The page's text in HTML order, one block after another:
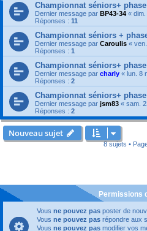
Championnat séniors+
Dernier message par BP43-34 «
Réponses : 11
Championnat séniors +
Dernier message par Caroulis «
Réponses : 1
Championnat séniors+ phase
Dernier message par charly « lun. 8
Réponses : 2
Championnat séniors+
Dernier message par jsm83 « sam.
Réponses : 2
Nouveau sujet
8 sujets •
Permissions
Vous ne pouvez pas poster de
Vous ne pouvez pas répondre aux
Vous ne pouvez pas modifier vos